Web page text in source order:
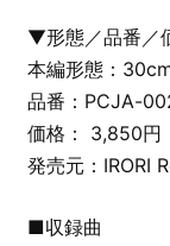
▼形態／品番／
本編形態：
品番：PCJA-
価格： 3,850円
発売元：IRORI
■収録曲